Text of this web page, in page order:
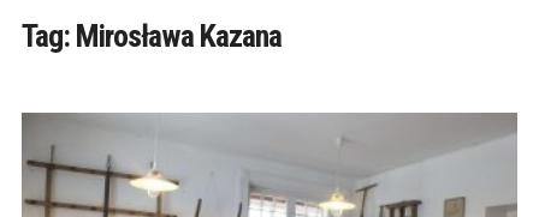
Tag: Mirosława Kazana